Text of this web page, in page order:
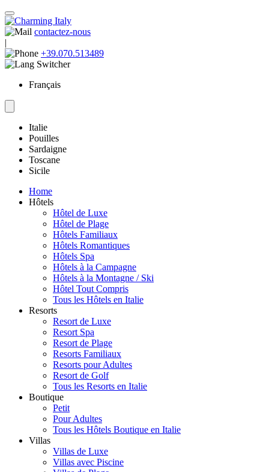
contactez-nous
|
+39.070.513489
Français
Italie
Pouilles
Sardaigne
Toscane
Sicile
Home
Hôtels
Hôtel de Luxe
Hôtel de Plage
Hôtels Familiaux
Hôtels Romantiques
Hôtels Spa
Hôtels à la Campagne
Hôtels à la Montagne / Ski
Hôtel Tout Compris
Tous les Hôtels en Italie
Resorts
Resort de Luxe
Resort Spa
Resort de Plage
Resorts Familiaux
Resorts pour Adultes
Resort de Golf
Tous les Resorts en Italie
Boutique
Petit
Pour Adultes
Tous les Hôtels Boutique en Italie
Villas
Villas de Luxe
Villas avec Piscine